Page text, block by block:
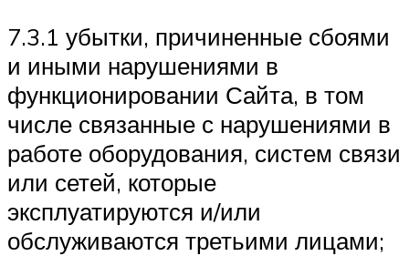
7.3.1 убытки, причиненные сбоями
и иными нарушениями в
функционировании Сайта, в том
числе связанные с нарушениями в
работе оборудования, систем связи
или сетей, которые
эксплуатируются и/или
обслуживаются третьими лицами;